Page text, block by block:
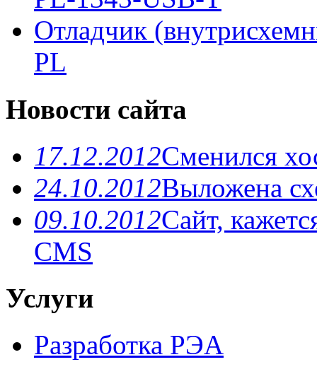
Отладчик
PL
Новости сайта
17.12.2012Сменился
24.10.2012Выложена
09.10.2012Сайт,
CMS
Услуги
Разработка РЭА